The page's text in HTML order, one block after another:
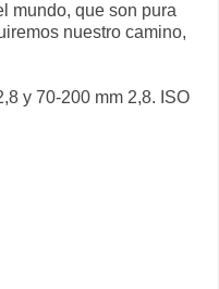
mundo, que son pura
nuestro camino,
y 70-200 mm 2,8. ISO